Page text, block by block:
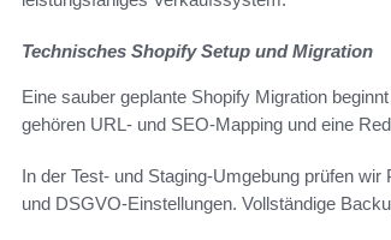
Technisches Shopify Setup und Migration
Eine sauber geplante Shopify Migration
gehören URL- und SEO-Mapping und eine
In der Test- und Staging-Umgebung prüfen
und DSGVO-Einstellungen. Vollständige